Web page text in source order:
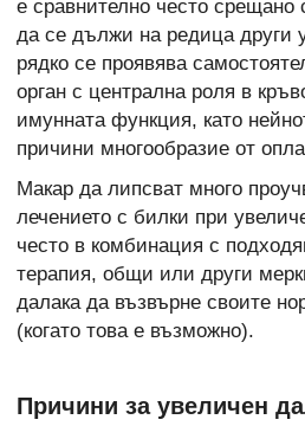
е сравнително често срещано
да се дължи на редица други
рядко се проявява
орган с централна роля в
имунната функция, като
причини многообразие от
Макар да липсват много
лечението с билки при
често в комбинация с
терапия, общи или други
далака да възвърне своите
(когато това е възможно).
Причини за увеличен